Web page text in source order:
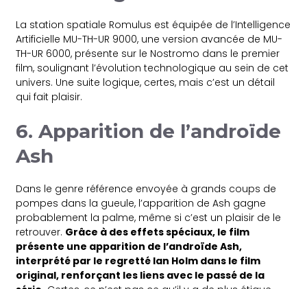
La station spatiale Romulus est équipée de l’Intelligence
Artificielle MU-TH-UR 9000, une version avancée de MU-
TH-UR 6000, présente sur le Nostromo dans le premier
film, soulignant l’évolution technologique au sein de cet
univers. Une suite logique, certes, mais c’est un détail
qui fait plaisir.
6. Apparition de l’androïde
Ash
Dans le genre référence envoyée à grands coups de
pompes dans la gueule, l’apparition de Ash gagne
probablement la palme, même si c’est un plaisir de le
retrouver. Grâce à des effets spéciaux, le film
présente une apparition de l’androïde Ash,
interprété par le regretté Ian Holm dans le film
original, renforçant les liens avec le passé de la